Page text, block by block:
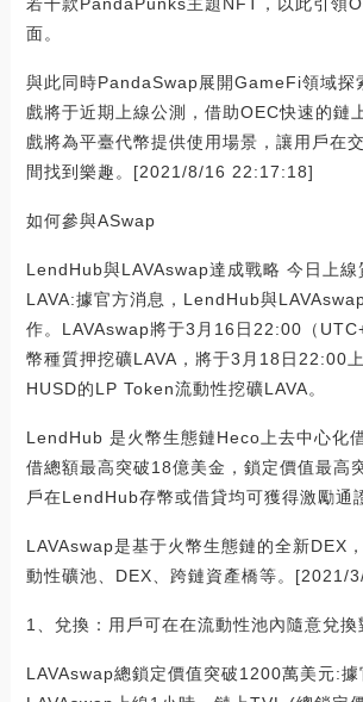
面。
與此同時PandaSwap展開GameFi領域探
戲將于近期上線公測，借助OEC快速的鏈
戲將為平臺代幣提供使用場景，讓用戶在
間找到樂趣。[2021/8/16 22:17:18]
如何參與ASwap
LendHub與LAVAswap達成戰略 今日上線
LAVA:據官方消息，LendHub與
作。LAVAswap將于3月16日22:00（
幣種質押挖礦LAVA，將于3月18日22:00
HUSD的LP Token流動性挖礦LAVA。
LendHub 是火幣生態鏈Heco上去中心化
借總額最高突破18億美金，鎖定價值最高
戶在LendHub存幣或借貸均可獲得激勵通
LAVAswap是基于火幣生態鏈的全新DEX
動性礦池、DEX、跨鏈資產橋等。[2021/
1、兌換：用戶可在在流動性池內隨意兌換
LAVAswap總鎖定價值突破1200萬美元:據